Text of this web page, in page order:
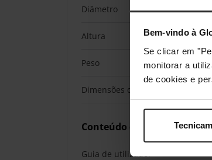
Bem-vindo à
Se clicar em
monitorar a
de cookies e
Diâmetro
Altura
Peso
Dimensões da base (L x P x A)
Conteúdo da embalagem
Guia de utilizador